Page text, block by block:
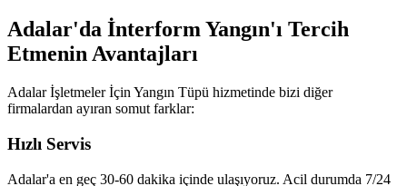
Adalar'da İnterform Yangın'ı Tercih
Etmenin Avantajları
Adalar İşletmeler İçin Yangın Tüpü hizmetinde bizi diğer
firmalardan ayıran somut farklar:
Hızlı Servis
Adalar'a en geç 30-60 dakika içinde ulaşıyoruz. Acil durumda 7/24